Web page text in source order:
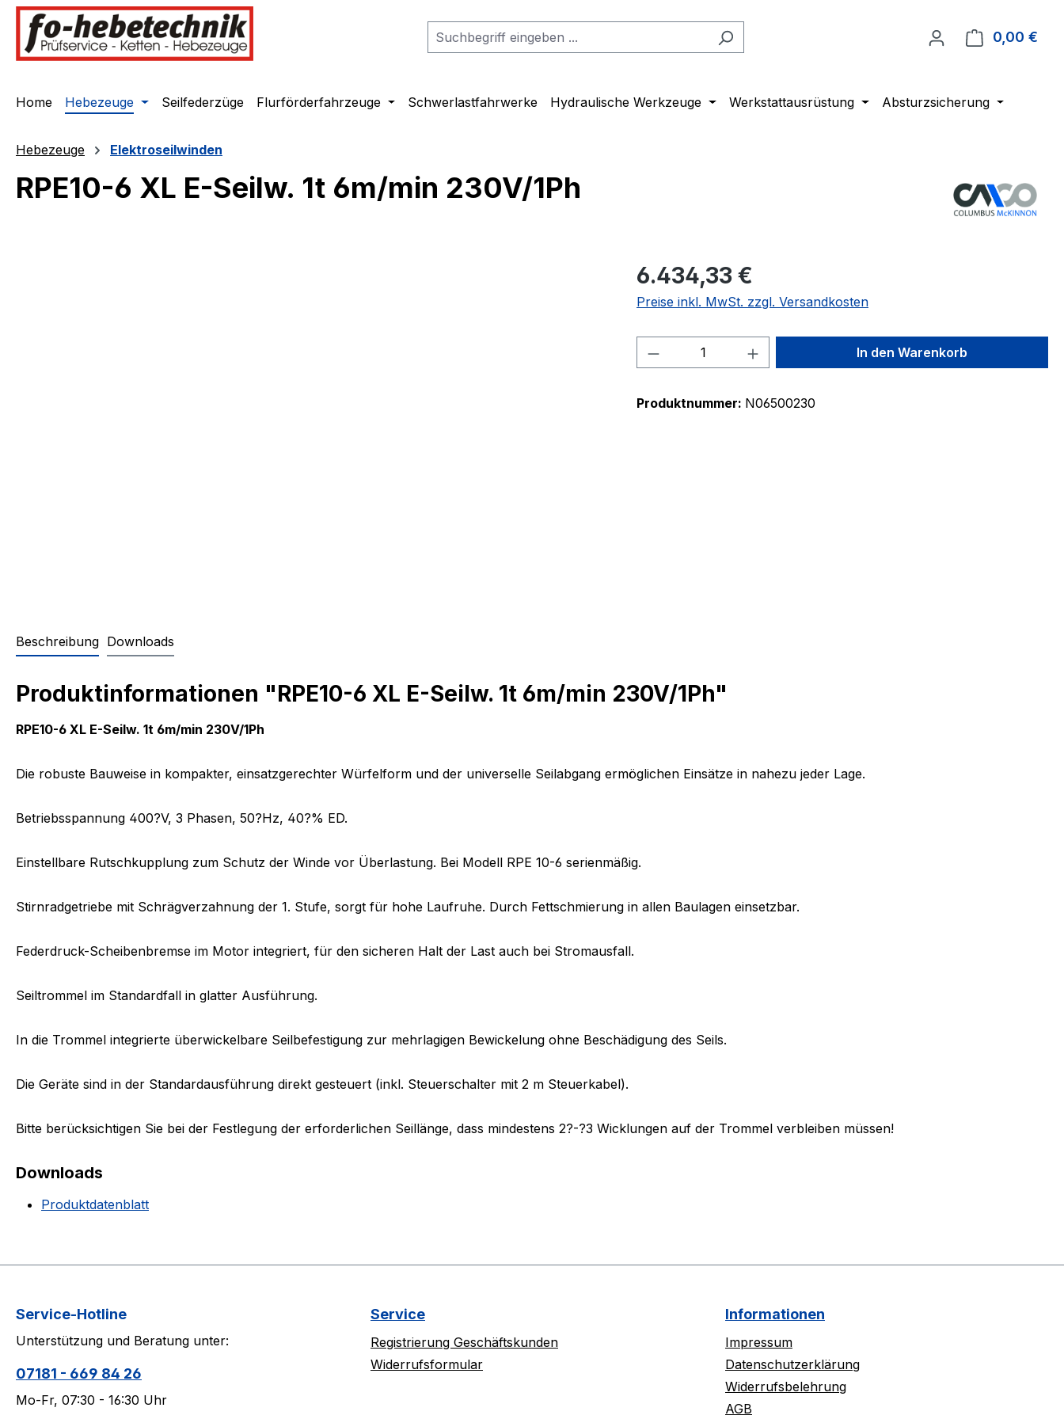
Zur Hauptnavigation springen
0,00 €
Home Hebezeuge Seilfederzüge Flurförderfahrzeuge Schwerlastfahrwerke Hydraulische Werkzeuge Werkstattausrüstung Absturzsicherung
Hebezeuge Elektroseilwinden
RPE10-6 XL E-Seilw. 1t 6m/min 230V/1Ph
6.434,33 €
Preise inkl. MwSt. zzgl. Versandkosten
Produkt Anzahl: Gib den gewünschten Wert
In den Warenkorb
Produktnummer: N06500230
Beschreibung Downloads
Produktinformationen "RPE10-6 XL E-Seilw. 1t 6m/min 230V/1Ph"
RPE10-6 XL E-Seilw. 1t 6m/min 230V/1Ph
Die robuste Bauweise in kompakter, einsatzgerechter Würfelform und der universelle Seilabgang ermöglichen Einsätze in nahezu jeder Lage.
Betriebsspannung 400?V, 3 Phasen, 50?Hz, 40?% ED.
Einstellbare Rutschkupplung zum Schutz der Winde vor Überlastung. Bei Modell RPE 10-6 serienmäßig.
Stirnradgetriebe mit Schrägverzahnung der 1. Stufe, sorgt für hohe Laufruhe. Durch Fettschmierung in allen Baulagen einsetzbar.
Federdruck-Scheibenbremse im Motor integriert, für den sicheren Halt der Last auch bei Stromausfall.
Seiltrommel im Standardfall in glatter Ausführung.
In die Trommel integrierte überwickelbare Seilbefestigung zur mehrlagigen Bewickelung ohne Beschädigung des Seils.
Die Geräte sind in der Standardausführung direkt gesteuert (inkl. Steuerschalter mit 2 m Steuerkabel).
Bitte berücksichtigen Sie bei der Festlegung der erforderlichen Seillänge, dass mindestens 2?-?3 Wicklungen auf der Trommel verbleiben müssen!
Downloads
Produktdatenblatt
Service-Hotline
Unterstützung und Beratung unter:
07181 - 669 84 26
Mo-Fr, 07:30 - 16:30 Uhr
Service
Registrierung Geschäftskunden
Widerrufsformular
Informationen
Impressum
Datenschutzerklärung
Widerrufsbelehrung
AGB